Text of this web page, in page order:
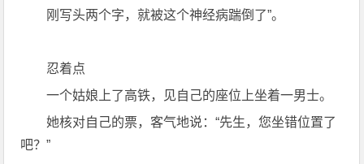
刚写头两个字，就被这个神经病踹倒了”。
忍着点
一个姑娘上了高铁，见自己的座位上坐着一男士。
她核对自己的票，客气地说：“先生，您坐错位置了
吧？”